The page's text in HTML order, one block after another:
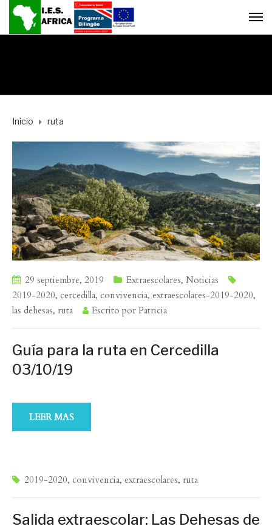
Inicio ruta
29 septiembre, 2019 Extraescolares, Noticias
2019-2020, cercedilla, convivencia, extraescolares-2019-2020,
las dehesas, ruta Escrito por Patricia
Guía para la ruta en Cercedilla
03/10/19
LEER MAS
2019-2020, convivencia, extraescolares, ruta
Salida extraescolar: Las Dehesas de